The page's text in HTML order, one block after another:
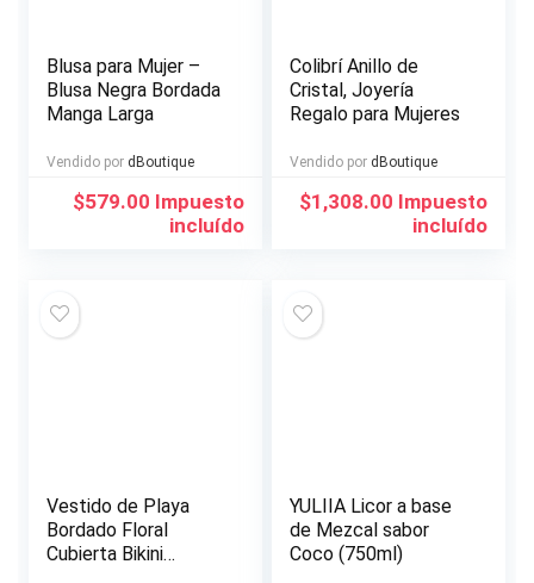
Blusa para Mujer –
Blusa Negra Bordada
Manga Larga
Vendido por dBoutique
$579.00 Impuesto
incluído
Colibrí Anillo de
Cristal, Joyería
Regalo para Mujeres
Vendido por dBoutique
$1,308.00 Impuesto
incluído
Vestido de Playa
Bordado Floral
Cubierta Bikini
YULIIA Licor a base
de Mezcal sabor
Coco (750ml)